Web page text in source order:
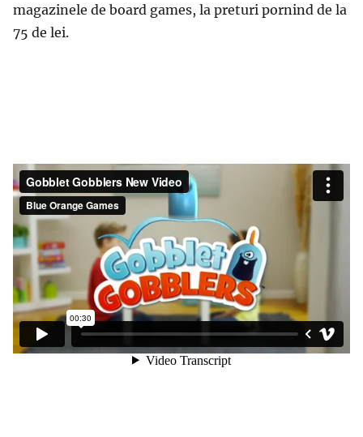
magazinele de board games, la preturi pornind de la
75 de lei.